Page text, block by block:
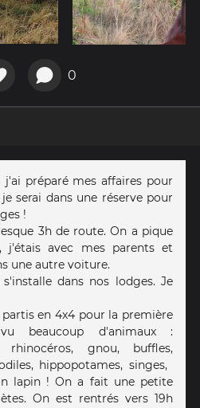
0
préparé mes affaires pour
serai dans une réserve pour
!
3h de route. On a pique
j'étais avec mes parents et
une autre voiture.
dans nos lodges. Je
en 4x4 pour la première
beaucoup d'animaux :
rhinocéros, gnou, buffles,
hippopotames, singes,
lapin ! On a fait une petite
On est rentrés vers 19h